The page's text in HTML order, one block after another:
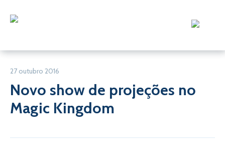
27 outubro 2016
Novo show de projeções no
Magic Kingdom